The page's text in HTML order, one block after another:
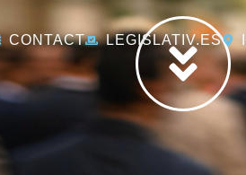
CONTACT LEGISLATIV.ES